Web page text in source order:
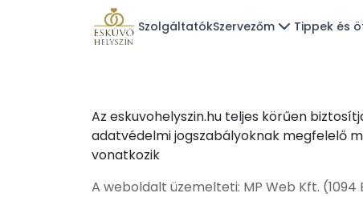
SzolgáltatókSzervezőm Tippek és
Az eskuvohelyszin.hu teljes körűen
adatvédelmi jogszabályoknak megfelelő
vonatkozik
A weboldalt üzemelteti: MP Web Kft.